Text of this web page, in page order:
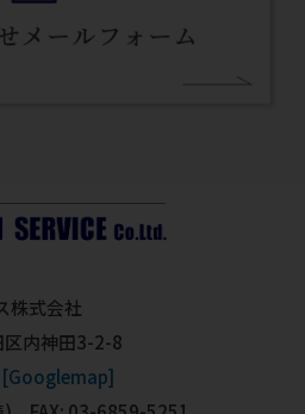
株式会社
内神田3-2-8
[Googlemap]